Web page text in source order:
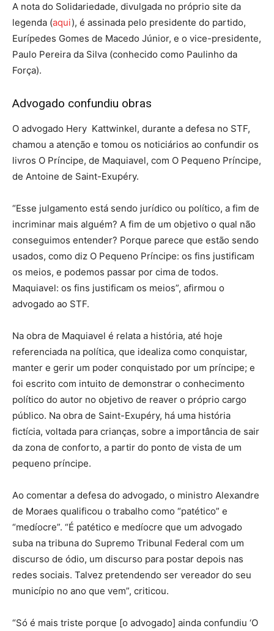
A nota do Solidariedade, divulgada no próprio site da
legenda (aqui), é assinada pelo presidente do partido,
Eurípedes Gomes de Macedo Júnior, e o vice-presidente,
Paulo Pereira da Silva (conhecido como Paulinho da
Força).
Advogado confundiu obras
O advogado Hery Kattwinkel, durante a defesa no STF,
chamou a atenção e tomou os noticiários ao confundir os
livros O Príncipe, de Maquiavel, com O Pequeno Príncipe,
de Antoine de Saint-Exupéry.
“Esse julgamento está sendo jurídico ou político, a fim de
incriminar mais alguém? A fim de um objetivo o qual não
conseguimos entender? Porque parece que estão sendo
usados, como diz O Pequeno Príncipe: os fins justificam
os meios, e podemos passar por cima de todos.
Maquiavel: os fins justificam os meios”, afirmou o
advogado ao STF.
Na obra de Maquiavel é relata a história, até hoje
referenciada na política, que idealiza como conquistar,
manter e gerir um poder conquistado por um príncipe; e
foi escrito com intuito de demonstrar o conhecimento
político do autor no objetivo de reaver o próprio cargo
público. Na obra de Saint-Exupéry, há uma história
fictícia, voltada para crianças, sobre a importância de sair
da zona de conforto, a partir do ponto de vista de um
pequeno príncipe.
Ao comentar a defesa do advogado, o ministro Alexandre
de Moraes qualificou o trabalho como “patético” e
“medíocre”. “É patético e medíocre que um advogado
suba na tribuna do Supremo Tribunal Federal com um
discurso de ódio, um discurso para postar depois nas
redes sociais. Talvez pretendendo ser vereador do seu
município no ano que vem”, criticou.
“Só é mais triste porque [o advogado] ainda confundiu ‘O